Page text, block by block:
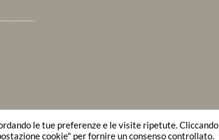
le tue preferenze e le visite ripetute. Cliccando
cookie" per fornire un consenso controllato.
Privacy PolicyMappa del sito